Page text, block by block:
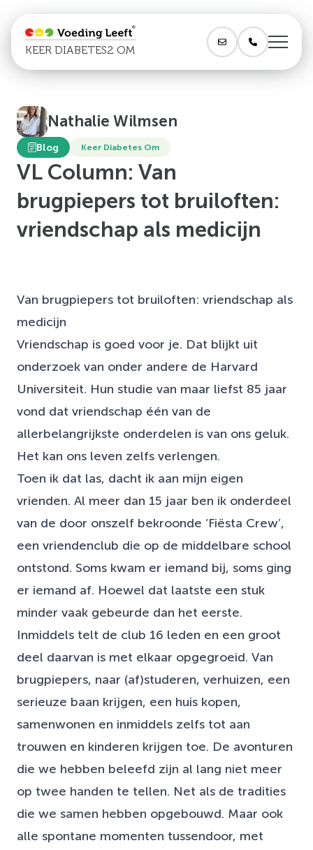
KEER DIABETES2 OM
Nathalie Wilmsen
Blog Keer Diabetes Om
VL Column: Van
brugpiepers tot bruiloften:
vriendschap als medicijn
Van brugpiepers tot bruiloften: vriendschap als
medicijn
Vriendschap is goed voor je. Dat blijkt uit
onderzoek van onder andere de Harvard
Universiteit. Hun studie van maar liefst 85 jaar
vond dat vriendschap één van de
allerbelangrijkste onderdelen is van ons geluk.
Het kan ons leven zelfs verlengen.
Toen ik dat las, dacht ik aan mijn eigen
vrienden. Al meer dan 15 jaar ben ik onderdeel
van de door onszelf bekroonde ‘Fiësta Crew’,
een vriendenclub die op de middelbare school
ontstond. Soms kwam er iemand bij, soms ging
er iemand af. Hoewel dat laatste een stuk
minder vaak gebeurde dan het eerste.
Inmiddels telt de club 16 leden en een groot
deel daarvan is met elkaar opgegroeid. Van
brugpiepers, naar (af)studeren, verhuizen, een
serieuze baan krijgen, een huis kopen,
samenwonen en inmiddels zelfs tot aan
trouwen en kinderen krijgen toe. De avonturen
die we hebben beleefd zijn al lang niet meer
op twee handen te tellen. Net als de tradities
die we samen hebben opgebouwd. Maar ook
alle spontane momenten tussendoor, met